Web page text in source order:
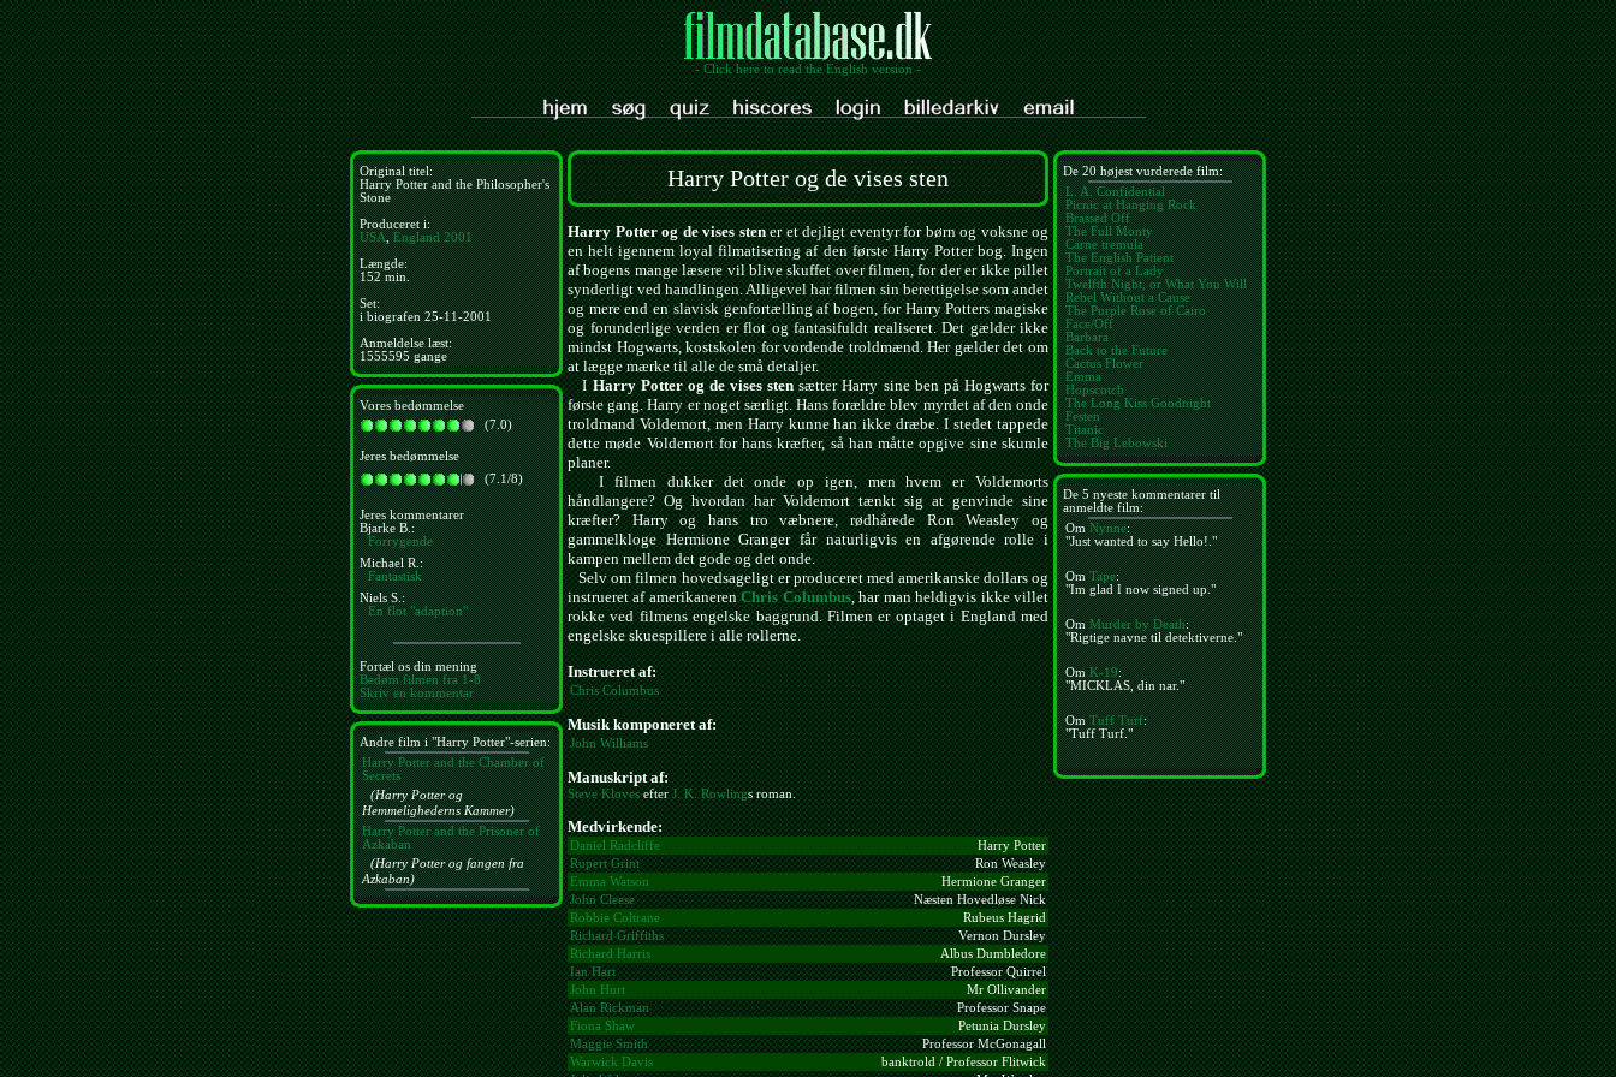
- Click here to read the English version -
Original titel:
Harry Potter and the Philosopher's
Stone
Produceret i:
USA,England 2001
Længde:
152 min.
Set:
i biografen 25-11-2001
Anmeldelse læst:
1555595 gange
Vores bedømmelse
(7.0)
Jeres bedømmelse
(7.1/8)
Jeres kommentarer
Bjarke B.:
Forrygende
Michael R.:
Fantastisk
Niels S.:
En flot "adaption"
Fortæl os din mening
Bedøm filmen fra 1-8
Skriv en kommentar
Andre film i "Harry Potter"-serien:
Harry Potter and the Chamber of
Secrets
(Harry Potter og
Hemmelighederns Kammer)
Harry Potter and the Prisoner of
Azkaban
(Harry Potter og fangen fra
Azkaban)
Harry Potter og de vises sten
Harry Potter og de vises stener et dejligt eventyr for børn og voksne og
en helt igennem loyal filmatisering af den første Harry Potter bog. Ingen
af bogens mange læsere vil blive skuffet over filmen, for der er ikke pillet
synderligt ved handlingen. Alligevel har filmen sin berettigelse som andet
og mere end en slavisk genfortælling af bogen, for Harry Potters magiske
og forunderlige verden er flot og fantasifuldt realiseret. Det gælder ikke
mindst Hogwarts, kostskolen for vordende troldmænd. Her gælder det om
at lægge mærke til alle de små detaljer.
IHarry Potter og de vises stensætter Harry sine ben på Hogwarts for
første gang. Harry er noget særligt. Hans forældre blev myrdet af den onde
troldmand Voldemort, men Harry kunne han ikke dræbe. I stedet tappede
dette møde Voldemort for hans kræfter, så han måtte opgive sine skumle
planer.
I filmen dukker det onde op igen, men hvem er Voldemorts
håndlangere? Og hvordan har Voldemort tænkt sig at genvinde sine
kræfter? Harry og hans tro væbnere, rødhårede Ron Weasley og
gammelkloge Hermione Granger får naturligvis en afgørende rolle i
kampen mellem det gode og det onde.
Selv om filmen hovedsageligt er produceret med amerikanske dollars og
instrueret af amerikanerenChris Columbus, har man heldigvis ikke villet
rokke ved filmens engelske baggrund. Filmen er optaget i England med
engelske skuespillere i alle rollerne.
Instrueret af:
Chris Columbus
Musik komponeret af:
John Williams
Manuskript af:
Steve KlovesefterJ. K. Rowlings roman.
Medvirkende:
Daniel Radcliffe
Harry Potter
Rupert Grint
Ron Weasley
Emma Watson
Hermione Granger
John Cleese
Næsten Hovedløse Nick
Robbie Coltrane
Rubeus Hagrid
Richard Griffiths
Vernon Dursley
Richard Harris
Albus Dumbledore
Ian Hart
Professor Quirrel
John Hurt
Mr Ollivander
Alan Rickman
Professor Snape
Fiona Shaw
Petunia Dursley
Maggie Smith
Professor McGonagall
Warwick Davis
banktrold / Professor Flitwick
De 20 højest vurderede film:
L. A. Confidential
Picnic at Hanging Rock
Brassed Off
The Full Monty
Carne tremula
The English Patient
Portrait of a Lady
Twelfth Night, or What You Will
Rebel Without a Cause
The Purple Rose of Cairo
Face/Off
Barbara
Back to the Future
Cactus Flower
Emma
Hopscotch
The Long Kiss Goodnight
Festen
Titanic
The Big Lebowski
De 5 nyeste kommentarer til
anmeldte film:
OmNynne:
"Just wanted to say Hello!."
OmTape:
"Im glad I now signed up."
OmMurder by Death:
"Rigtige navne til detektiverne."
OmK-19:
"MICKLAS, din nar."
OmTuff Turf:
"Tuff Turf."